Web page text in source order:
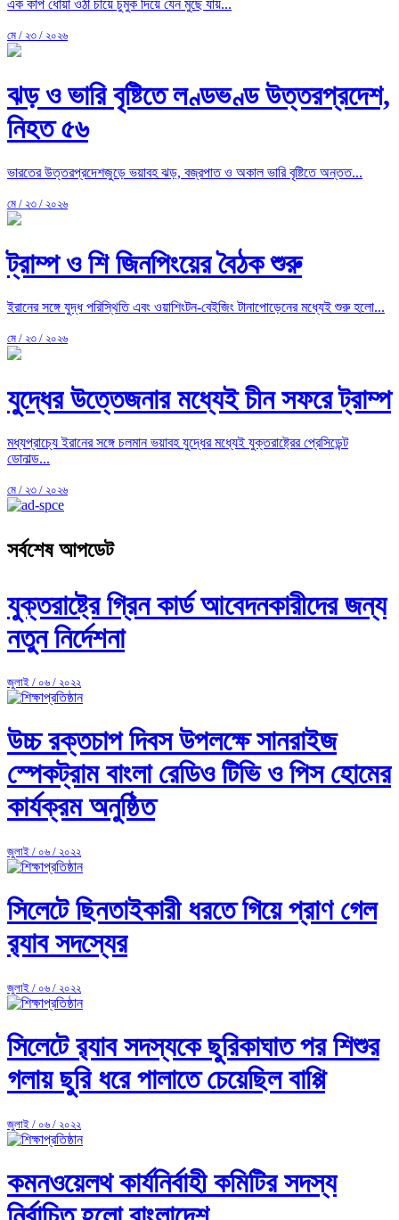
এক কাপ ধোঁয়া ওঠা চায়ে চুমুক দিয়ে যেন মুছে যায়...
মে / ২৩ / ২০২৬
ঝড় ও ভারি বৃষ্টিতে লণ্ডভণ্ড উত্তরপ্রদেশ,
নিহত ৫৬
ভারতের উত্তরপ্রদেশজুড়ে ভয়াবহ ঝড়, বজ্রপাত ও অকাল ভারি বৃষ্টিতে অন্তত...
মে / ২৩ / ২০২৬
ট্রাম্প ও শি জিনপিংয়ের বৈঠক শুরু
ইরানের সঙ্গে যুদ্ধ পরিস্থিতি এবং ওয়াশিংটন-বেইজিং টানাপোড়েনের মধ্যেই শুরু হলো...
মে / ২৩ / ২০২৬
যুদ্ধের উত্তেজনার মধ্যেই চীন সফরে ট্রাম্প
মধ্যপ্রাচ্যে ইরানের সঙ্গে চলমান ভয়াবহ যুদ্ধের মধ্যেই যুক্তরাষ্ট্রের প্রেসিডেন্ট
ডোনাল্ড...
মে / ২৩ / ২০২৬
সর্বশেষ আপডেট
যুক্তরাষ্ট্রে গ্রিন কার্ড আবেদনকারীদের জন্য
নতুন নির্দেশনা
জুলাই / ০৬ / ২০২২
উচ্চ রক্তচাপ দিবস উপলক্ষে সানরাইজ
স্পেকট্রাম বাংলা রেডিও টিভি ও পিস হোমের
কার্যক্রম অনুষ্ঠিত
জুলাই / ০৬ / ২০২২
সিলেটে ছিনতাইকারী ধরতে গিয়ে প্রাণ গেল
র‌্যাব সদস্যের
জুলাই / ০৬ / ২০২২
সিলেটে র‌্যাব সদস্যকে ছুরিকাঘাত পর শিশুর
গলায় ছুরি ধরে পালাতে চেয়েছিল বাপ্পি
জুলাই / ০৬ / ২০২২
কমনওয়েলথ কার্যনির্বাহী কমিটির সদস্য